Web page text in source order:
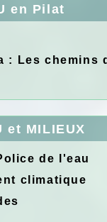
en Pilat
: Les chemins
et MILIEUX
de l'eau
climatique